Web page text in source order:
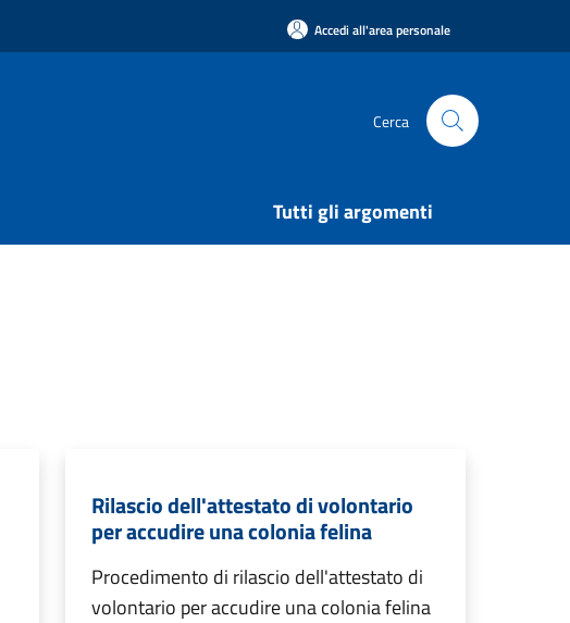
Accedi all'area personale
Cerca
Tutti gli argomenti
Rilascio dell'attestato di volontario
per accudire una colonia felina
Procedimento di rilascio dell'attestato di
volontario per accudire una colonia felina